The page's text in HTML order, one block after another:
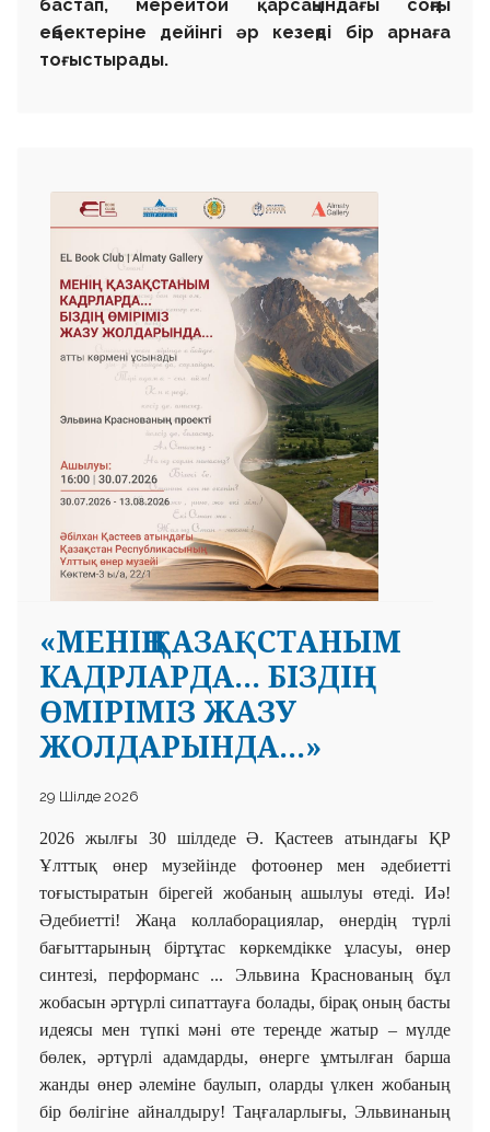
бастап, мерейтой қарсаңындағы соңғы
еңбектеріне дейінгі әр кезеңді бір арнаға
тоғыстырады.
«МЕНІҢ ҚАЗАҚСТАНЫМ
КАДРЛАРДА... БІЗДІҢ
ӨМІРІМІЗ ЖАЗУ
ЖОЛДАРЫНДА...»
29 Шілде 2026
2026 жылғы 30 шілдеде Ә. Қастеев атындағы ҚР
Ұлттық өнер музейінде фотоөнер мен әдебиетті
тоғыстыратын бірегей жобаның ашылуы өтеді. Иә!
Әдебиетті! Жаңа коллаборациялар, өнердің түрлі
бағыттарының біртұтас көркемдікке ұласуы, өнер
синтезі, перформанс ... Эльвина Краснованың бұл
жобасын әртүрлі сипаттауға болады, бірақ оның басты
идеясы мен түпкі мәні өте тереңде жатыр – мүлде
бөлек, әртүрлі адамдарды, өнерге ұмтылған барша
жанды өнер әлеміне баулып, оларды үлкен жобаның
бір бөлігіне айналдыру! Таңғаларлығы, Эльвинаның